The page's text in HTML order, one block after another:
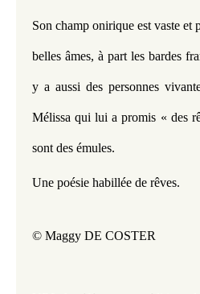
Son champ onirique est vaste et
belles âmes, à part les bardes
y a aussi des personnes
Mélissa qui lui a promis « des
sont des émules.
Une poésie habillée de rêves.
© Maggy DE COSTER